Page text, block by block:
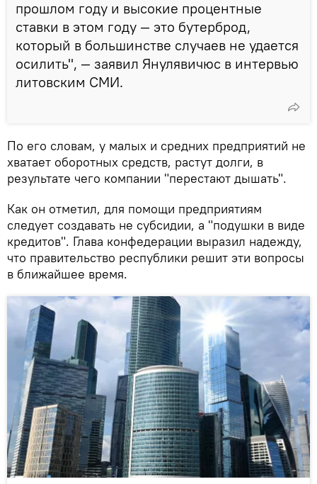
прошлом году и высокие процентные
ставки в этом году — это бутерброд,
который в большинстве случаев не удается
осилить", — заявил Янулявичюс в интервью
литовским СМИ.
По его словам, у малых и средних предприятий не
хватает оборотных средств, растут долги, в
результате чего компании "перестают дышать".
Как он отметил, для помощи предприятиям
следует создавать не субсидии, а "подушки в виде
кредитов". Глава конфедерации выразил надежду,
что правительство республики решит эти вопросы
в ближайшее время.